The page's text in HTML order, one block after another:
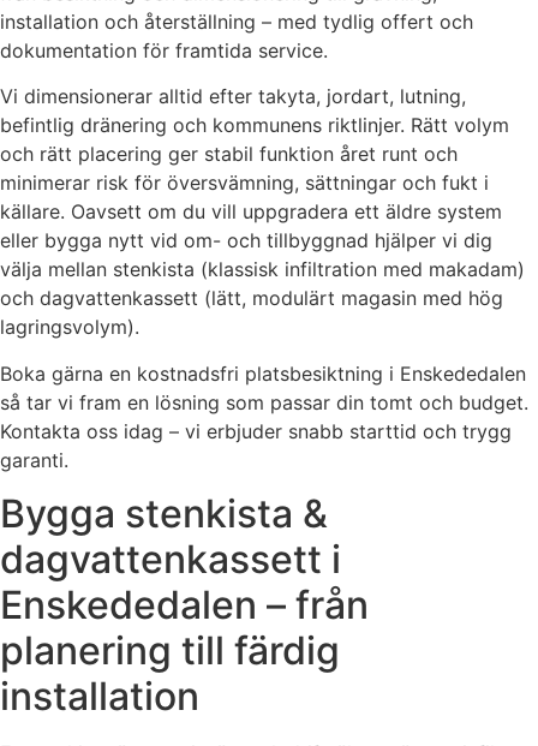
installation och återställning – med tydlig offert och
dokumentation för framtida service.
Vi dimensionerar alltid efter takyta, jordart, lutning,
befintlig dränering och kommunens riktlinjer. Rätt volym
och rätt placering ger stabil funktion året runt och
minimerar risk för översvämning, sättningar och fukt i
källare. Oavsett om du vill uppgradera ett äldre system
eller bygga nytt vid om- och tillbyggnad hjälper vi dig
välja mellan stenkista (klassisk infiltration med makadam)
och dagvattenkassett (lätt, modulärt magasin med hög
lagringsvolym).
Boka gärna en kostnadsfri platsbesiktning i Enskededalen
så tar vi fram en lösning som passar din tomt och budget.
Kontakta oss idag – vi erbjuder snabb starttid och trygg
garanti.
Bygga stenkista &
dagvattenkassett i
Enskededalen – från
planering till färdig
installation